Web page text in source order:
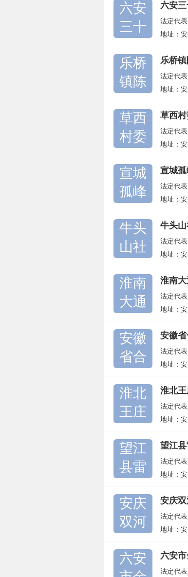
六安
三十
六安
法定代
地址：
乐桥
镇陈
乐桥
法定代
地址：
草西
村委
草西
法定代
地址：
宣城
孤峰
宣城
法定代
地址：
牛头
山社
牛头
法定代
地址：
淮南
大通
淮南
法定代
地址：
安徽
省合
安徽
法定代
地址：
淮北
王庄
淮北
法定代
地址：
望江
县雷
望江
法定代
地址：
安庆
双河
安庆
法定代
地址：
六安
六安
法定代